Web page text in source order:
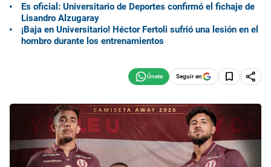
Es oficial: Universitario de Deportes confirmó el fichaje de
Lisandro Alzugaray
¡Baja en Universitario! Héctor Fertoli sufrió una lesión en el
hombro durante los entrenamientos
Seguir en